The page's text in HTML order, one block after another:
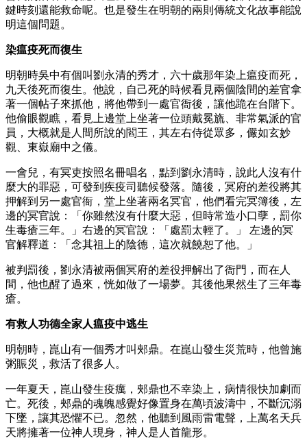
鍵時刻還能救命呢。也是發生在明朝的兩則傳統文化故事能說
明這個問題。
染瘟疫死而復生
明朝時吳中有個叫劉永清的秀才，六十歲那年染上瘟疫而死，
九天後死而復生。他說，自己死的時候看見兩個陰間的差官拿
著一個帖子來抓他，將他帶到一處官衙後，讓他跪在台階下。
他偷眼觀瞧，看見上邊堂上坐著一位頭戴冕旒、非常氣派的官
員，大概就是人間所說的閻王，其左右侍從眾多，儼如玄妙
觀、東嶽廟中之儀。
一會兒，有冥吏按照名冊唱名，點到劉永清時，說此人沒有什
麼大的罪惡，可發到疾疫司聽候發落。隨後，冥府的差役將其
押解到另一處官衙，堂上坐著兩名冥官，他們看完冥簿後，左
邊的冥官說：「你雖然沒有什麼大惡，但時常造小口孽，罰你
生毒瘡三年。」右邊的冥官說：「處罰太輕了。」 左邊的冥
官解釋道：「念其祖上的陰德，這次就饒恕了他。」
被判罰後，劉永清被兩個冥府的差役押解出了衙門，而在人
間，他也醒了過來，恍如做了一場夢。其後他果然生了三年毒
瘡。
有救人功德全家人瘟疫中逃生
明朝時，崑山有一個秀才叫郟鼎。在崑山發生災荒時，他曾施
粥賑災，救活了很多人。
一年夏天，崑山發生疫癘，郟鼎也不幸染上，病情很快加劇而
亡。死後，郟鼎的魂魄感覺好像置身在萬頃波濤中，不斷沉溺
下墜，讓其恐懼不已。忽然，他聽到風雨雷電聲，上萬名天兵
天將擁著一位神人現身，神人是人首龍形。